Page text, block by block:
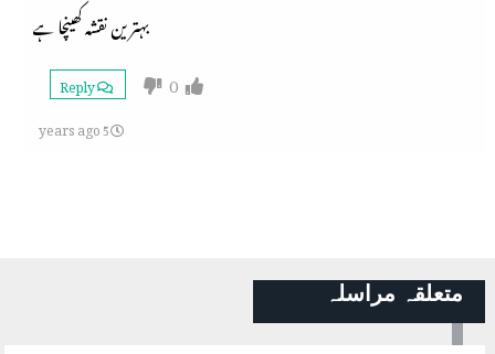
بہترین نقشہ کھینچا ہے
0
Reply
5 years ago
متعلقہ مراسلہ